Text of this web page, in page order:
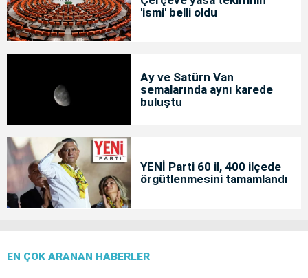
'ismi' belli oldu
Ay ve Satürn Van
semalarında aynı karede
buluştu
YENİ Parti 60 il, 400 ilçede
örgütlenmesini tamamlandı
EN ÇOK ARANAN HABERLER